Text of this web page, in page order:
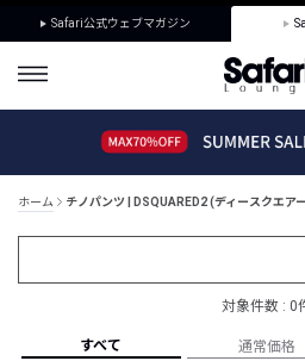
Safari公式ウェブマガジン
ホーム チノパンツ | DSQUARED2 (ディースクエア
対象件数 : 0
すべて 通常価格